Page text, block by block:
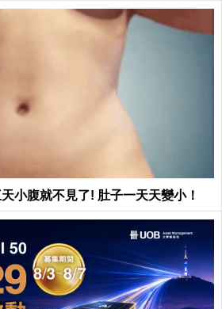
小腹就不見了! 肚子一天天變小！